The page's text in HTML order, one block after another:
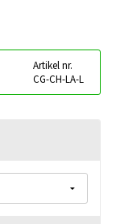
Artikel nr.
CG-CH-LA-L